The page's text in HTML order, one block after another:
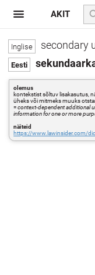
secondary
olemus
kontekstist sõltuv lisakasutus,
üheks või mitmeks muuks
=context-dependent additional
information for one or more
näiteid
https://www.lawinsider.com/
AKIT